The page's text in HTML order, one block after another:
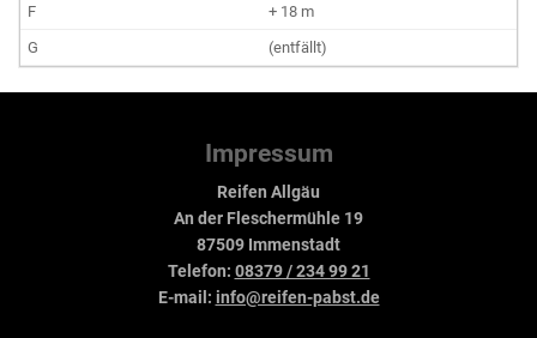
+ 18 m
(entfällt)
Impressum
Reifen Allgäu
An der Fleschermühle 19
87509 Immenstadt
Telefon: 08379 / 234 99 21
E-mail: info@reifen-pabst.de